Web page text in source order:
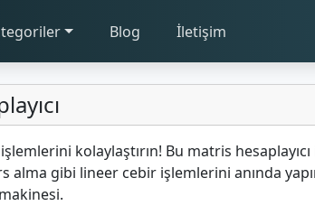
Blog İletişim
kolaylaştırın! Bu matris
gibi lineer cebir işlemlerini anında